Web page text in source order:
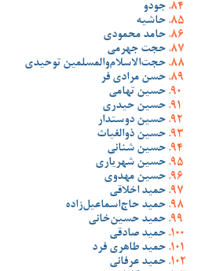
جودو
حاشیه
حامد محمودی
حجت جهرمی
حجت‌الاسلام‌والمسلمین توحیدی
حسن مرادی فر
حسین تهامی
حسین حیدری
حسین دوستدار
حسین ذوالغیاث
حسین شنانی
حسین شهریاری
حسین مهدوی
حمید اخلاقی
حمید حاج‌اسماعیل‌زاده
حمید حسین‌خانی
حمید صادقی
حمید طاهری فرد
حمید عرفانی